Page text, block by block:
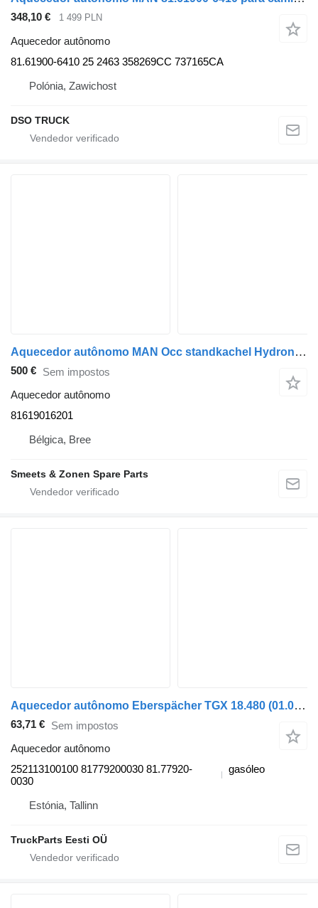
348,10 € 1 499 PLN
Aquecedor autônomo
81.61900-6410 25 2463 358269CC 737165CA
Polónia, Zawichost
DSO TRUCK
Aquecedor autônomo MAN Occ standkachel Hydronic S3 D4A 81619016201 para camião
500 € Sem impostos
Aquecedor autônomo
81619016201
Bélgica, Bree
Smeets & Zonen Spare Parts
Aquecedor autônomo Eberspächer TGX 18.480 (01.07-) 252113100100 para camião tractor MAN TGL, TGM, TGS, TGX (2005-2021)
63,71 € Sem impostos
Aquecedor autônomo
252113100100 81779200030 81.77920-
0030
gasóleo
Estónia, Tallinn
TruckParts Eesti OÜ